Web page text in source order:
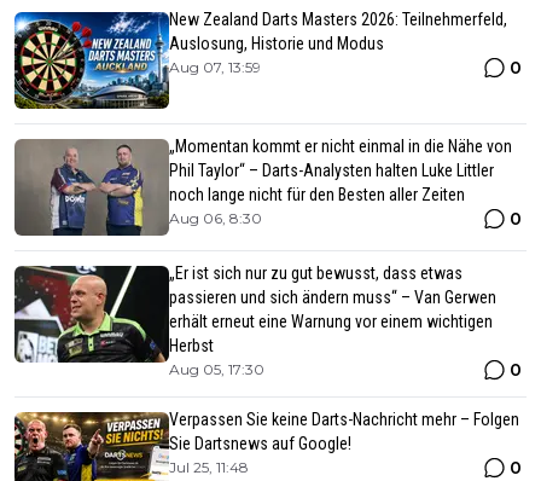
New Zealand Darts Masters 2026: Teilnehmerfeld,
Auslosung, Historie und Modus
Aug 07, 13:59 0
„Momentan kommt er nicht einmal in die Nähe von
Phil Taylor“ – Darts-Analysten halten Luke Littler
noch lange nicht für den Besten aller Zeiten
Aug 06, 8:30 0
„Er ist sich nur zu gut bewusst, dass etwas
passieren und sich ändern muss“ – Van Gerwen
erhält erneut eine Warnung vor einem wichtigen
Herbst
Aug 05, 17:30 0
Verpassen Sie keine Darts-Nachricht mehr – Folgen
Sie Dartsnews auf Google!
Jul 25, 11:48 0